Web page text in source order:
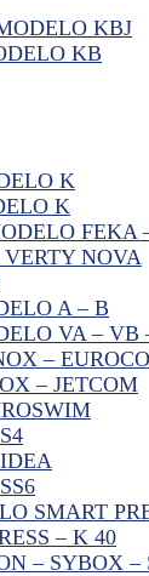
KBJ
KB
K
K
FEKA
NOVA
A – B
VA – VB
–
– JETCOM
SMART
– K 40
– SYBOX –